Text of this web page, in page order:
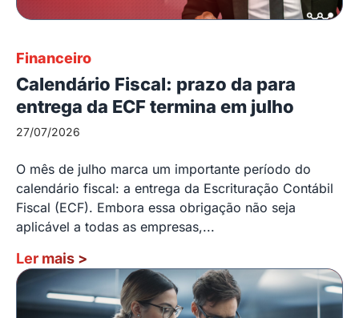
Financeiro
Calendário Fiscal: prazo da para
entrega da ECF termina em julho
27/07/2026
O mês de julho marca um importante período do
calendário fiscal: a entrega da Escrituração Contábil
Fiscal (ECF). Embora essa obrigação não seja
aplicável a todas as empresas,...
Ler mais >